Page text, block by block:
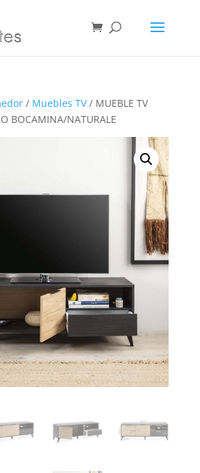
/ Muebles TV/ MUEBLE TV
BOCAMINA/NATURALE